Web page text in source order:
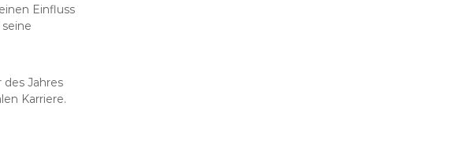
Einfluss
Jahres
Karriere.